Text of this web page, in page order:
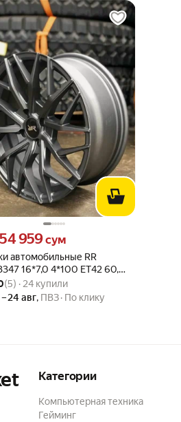
автомобильные RR
16*7,0 4*100 ET42 60,1
шт
сум вместо
959сум
товара: 5.0 из 5
(5) · 24 купили
(5) · 24 купили
– 24 авг, ПВЗ По клику
Категории
Компьютерная техника
Гейминг